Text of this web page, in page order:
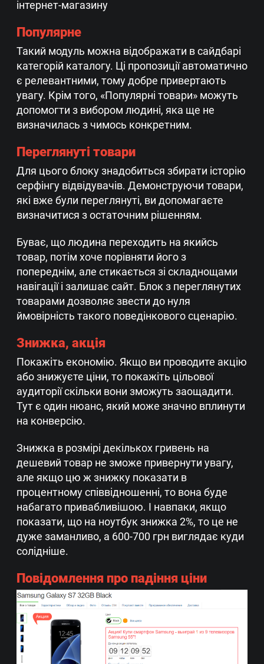
інтернет-магазину
Популярне
Такий модуль можна відображати в сайдбарі
категорій каталогу. Ці пропозиції автоматично
є релевантними, тому добре привертають
увагу. Крім того, «Популярні товари» можуть
допомогти з вибором людині, яка ще не
визначилась з чимось конкретним.
Переглянуті товари
Для цього блоку знадобиться збирати історію
серфінгу відвідувачів. Демонструючи товари,
які вже були переглянуті, ви допомагаєте
визначитися з остаточним рішенням.
Буває, що людина переходить на якийсь
товар, потім хоче порівняти його з
попереднім, але стикається зі складнощами
навігації і залишає сайт. Блок з переглянутих
товарами дозволяє звести до нуля
ймовірність такого поведінкового сценарію.
Знижка, акція
Покажіть економію. Якщо ви проводите акцію
або знижуєте ціни, то покажіть цільової
аудиторії скільки вони зможуть заощадити.
Тут є один нюанс, який може значно вплинути
на конверсію.
Знижка в розмірі декількох гривень на
дешевий товар не зможе привернути увагу,
але якщо цю ж знижку показати в
процентному співвідношенні, то вона буде
набагато привабливішою. І навпаки, якщо
показати, що на ноутбук знижка 2%, то це не
дуже заманливо, а 600-700 грн виглядає куди
солідніше.
Повідомлення про падіння ціни